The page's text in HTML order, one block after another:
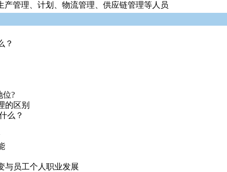
产管理、计划、物流管理、供应链管理等人员
？
位?
的区别
么？
与员工个人职业发展